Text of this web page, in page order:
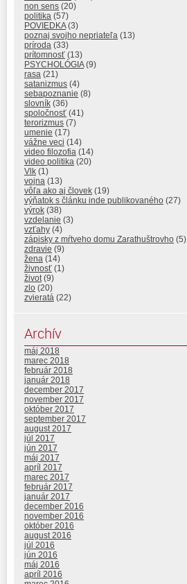
non sens (20)
politika (57)
POVIEDKA(3)
poznaj svojho nepriateľa (13)
príroda (33)
prítomnosť (13)
PSYCHOLÓGIA(9)
rasa (21)
satanizmus (4)
sebapoznanie (8)
slovník (36)
spoločnosť (41)
terorizmus (7)
umenie (17)
vážne veci (14)
video filozofia (14)
video politika (20)
Vlk (1)
vojna (13)
vôľa ako aj človek (19)
výňatok s článku inde publikovaného (27)
výrok (38)
vzdelanie (3)
vzťahy (4)
zápisky z mŕtveho domu Zarathuštrovho (5)
zdravie (9)
žena (14)
živnosť (1)
život(9)
zlo (20)
zvieratá (22)
Archív
máj 2018
marec 2018
február 2018
január 2018
december 2017
november 2017
október 2017
september 2017
august 2017
júl 2017
jún 2017
máj 2017
apríl 2017
marec 2017
február 2017
január 2017
december 2016
november 2016
október 2016
august 2016
júl 2016
jún 2016
máj 2016
apríl 2016